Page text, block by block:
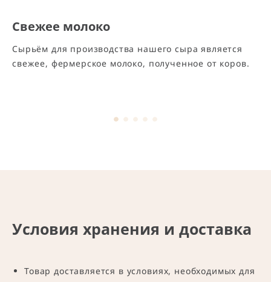
Свежее молоко
Сырьём для производства нашего сыра является
свежее, фермерское молоко, полученное от коров.
Условия хранения и доставка
Товар доставляется в условиях, необходимых для